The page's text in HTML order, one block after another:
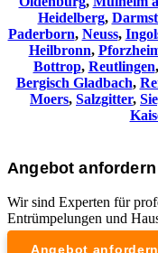
Heidelberg,
Paderborn, Neuss,
Heilbronn,
Bottrop, Reutlingen,
Bergisch Gladbach,
Moers, Salzgitter,
Angebot anfordern
Wir sind Experten für
Entrümpelungen und
Angebot anfordern